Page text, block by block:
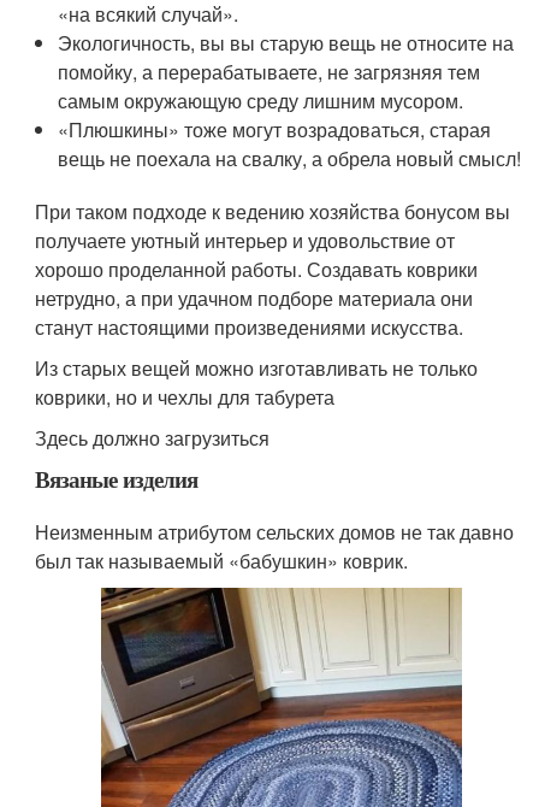
«на всякий случай».
Экологичность, вы вы старую вещь не относите на
помойку, а перерабатываете, не загрязняя тем
самым окружающую среду лишним мусором.
«Плюшкины» тоже могут возрадоваться, старая
вещь не поехала на свалку, а обрела новый смысл!
При таком подходе к ведению хозяйства бонусом вы
получаете уютный интерьер и удовольствие от
хорошо проделанной работы. Создавать коврики
нетрудно, а при удачном подборе материала они
станут настоящими произведениями искусства.
Из старых вещей можно изготавливать не только
коврики, но и чехлы для табурета
Здесь должно загрузиться
Вязаные изделия
Неизменным атрибутом сельских домов не так давно
был так называемый «бабушкин» коврик.